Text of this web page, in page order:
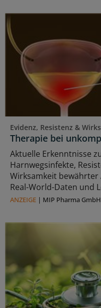
Evidenz, Resistenz &
Therapie bei
Aktuelle Erkenntnisse
Harnwegsinfekte,
Wirksamkeit
Real-World-Daten und
ANZEIGE | MIP Pharma GmbH